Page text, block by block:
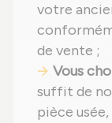
votre
de vente ;
Vous
suffit de
pièce